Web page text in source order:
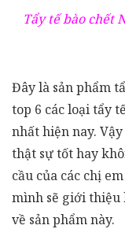
Tẩy tế bào chết
Đây là sản phẩm
top 6 các loại tẩy
nhất hiện nay.
thật sự tốt hay
cầu của các chị
mình sẽ giới thiệu
về sản phẩm này.